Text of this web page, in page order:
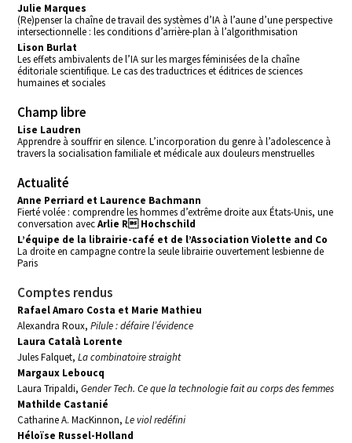
Julie Marques
(Re)penser la chaîne de travail des systèmes d’IA à l’aune d’une perspective
intersectionnelle : les conditions d’arrière-plan à l’algorithmisation
Lison Burlat
Les effets ambivalents de l’IA sur les marges féminisées de la chaîne
éditoriale scientifique. Le cas des traductrices et éditrices de sciences
humaines et sociales
Champ libre
Lise Laudren
Apprendre à souffrir en silence. L’incorporation du genre à l’adolescence à
travers la socialisation familiale et médicale aux douleurs menstruelles
Actualité
Anne Perriard et Laurence Bachmann
Fierté volée : comprendre les hommes d’extrême droite aux États-Unis, une
conversation avecArlie R Hochschild
L’équipe de la librairie-café et de l’Association Violette and Co
La droite en campagne contre la seule librairie ouvertement lesbienne de
Paris
Comptes rendus
Rafael Amaro Costa et Marie Mathieu
Alexandra Roux,Pilule : défaire l’évidence
Laura Català Lorente
Jules Falquet,La combinatoire straight
Margaux Leboucq
Laura Tripaldi, Gender Tech. Ce que la technologie fait au corps des femmes
Mathilde Castanié
Catharine A. MacKinnon,Le viol redéfini
Héloïse Russel-Holland